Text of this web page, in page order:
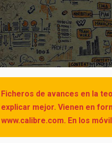
Ficheros de avances en la
explicar mejor. Vienen en
www.calibre.com. En los